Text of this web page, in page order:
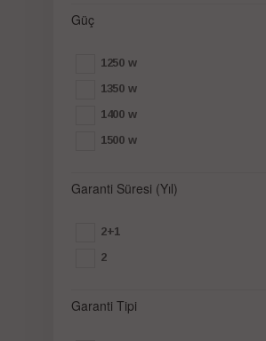
Güç
1250 w
1350 w
1400 w
1500 w
Garanti Süresi (Yıl)
2+1
2
Garanti Tipi